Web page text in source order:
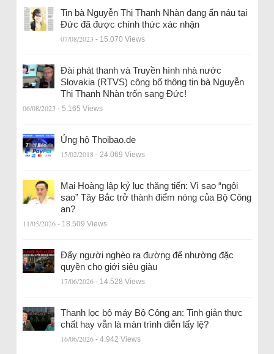
Tin bà Nguyễn Thị Thanh Nhàn đang ẩn náu tại
Đức đã được chính thức xác nhận
07/08/2023 - 15.070 Views
Đài phát thanh và Truyền hình nhà nước
Slovakia (RTVS) công bố thông tin bà Nguyễn
Thị Thanh Nhàn trốn sang Đức!
06/08/2023 - 5.165 Views
Ủng hộ Thoibao.de
15/02/2018 - 24.069 Views
Mai Hoàng lập kỷ lục thăng tiến: Vì sao “ngôi
sao” Tây Bắc trở thành điểm nóng của Bộ Công
an?
11/05/2026 - 18.509 Views
Đẩy người nghèo ra đường để nhường đặc
quyền cho giới siêu giàu
17/06/2026 - 14.528 Views
Thanh lọc bộ máy Bộ Công an: Tinh giản thực
chất hay vẫn là màn trình diễn lấy lệ?
16/06/2026 - 4.942 Views